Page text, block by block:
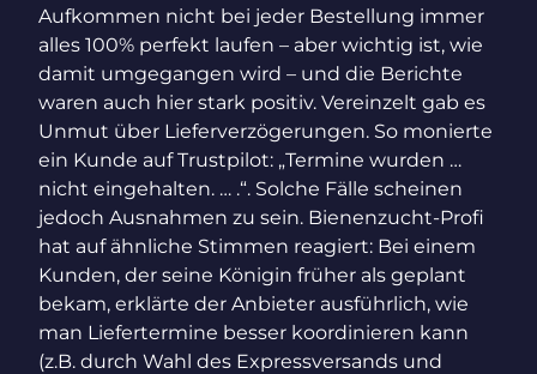
Aufkommen nicht bei jeder Bestellung immer
alles 100% perfekt laufen – aber wichtig ist, wie
damit umgegangen wird – und die Berichte
waren auch hier stark positiv. Vereinzelt gab es
Unmut über Lieferverzögerungen. So monierte
ein Kunde auf Trustpilot: „Termine wurden …
nicht eingehalten. … .“. Solche Fälle scheinen
jedoch Ausnahmen zu sein. Bienenzucht-Profi
hat auf ähnliche Stimmen reagiert: Bei einem
Kunden, der seine Königin früher als geplant
bekam, erklärte der Anbieter ausführlich, wie
man Liefertermine besser koordinieren kann
(z.B. durch Wahl des Expressversands und